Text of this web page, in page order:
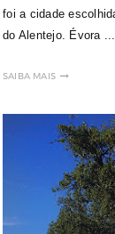
foi a cidade
do Alentejo. Évora ...
SAIBA MAIS